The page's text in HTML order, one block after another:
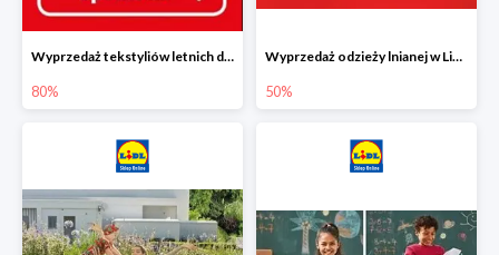
Wyprzedaż tekstyliów letnich dla dzieci w Lidlu Online do -80%
80%
Wyprzedaż odzieży lnianej w Lidlu Online do -50%
50%